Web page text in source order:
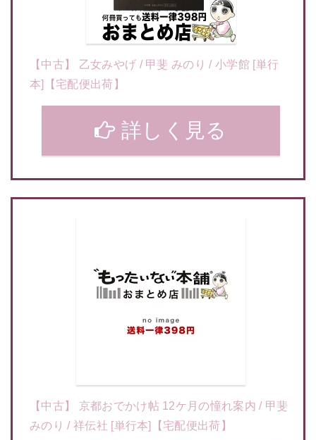
【中古】 乙女みやげ / 甲斐 みのり / 小学館 [単行
本]【宅配便出荷】
詳しく見る
【中古】 京都おでかけ帖 12ケ月の憧れ案内 / 甲斐
みのり / 祥伝社 [単行本]【宅配便出荷】